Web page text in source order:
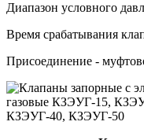
Диапазон условного
Время срабатывания
Присоединение -